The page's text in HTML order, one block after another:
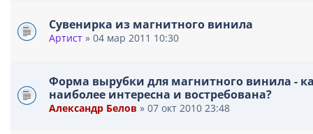
Сувенирка из магнитного винила
Артист » 04 мар 2011 10:30
Форма вырубки для магнитного винила -
наиболее интересна и востребована?
Александр Белов » 07 окт 2010 23:48